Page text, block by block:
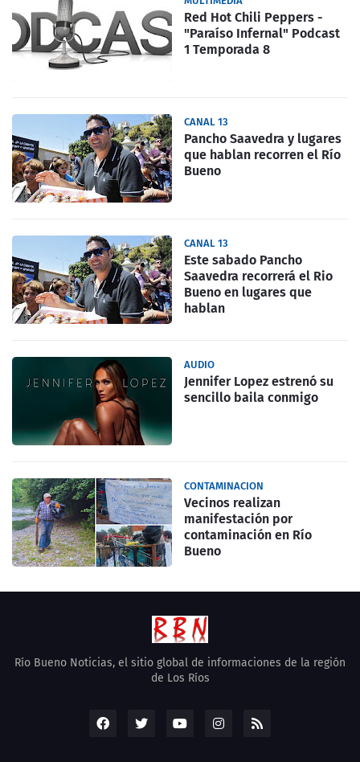
Red Hot Chili Peppers -
"Paraíso Infernal" Podcast
1 Temporada 8
CANAL 13
Pancho Saavedra y lugares
que hablan recorren el Río
Bueno
CANAL 13
Este sabado Pancho
Saavedra recorrerá el Rio
Bueno en lugares que
hablan
AUDIO
Jennifer Lopez estrenó su
sencillo baila conmigo
CONTAMINACION
Vecinos realizan
manifestación por
contaminación en Río
Bueno
Río Bueno Noticias, el sitio global de informaciones de la región
de Los Ríos